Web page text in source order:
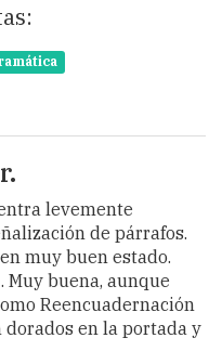
levemente
de párrafos.
muy buen estado.
Muy buena, aunque
Reencuadernación
en la portada y